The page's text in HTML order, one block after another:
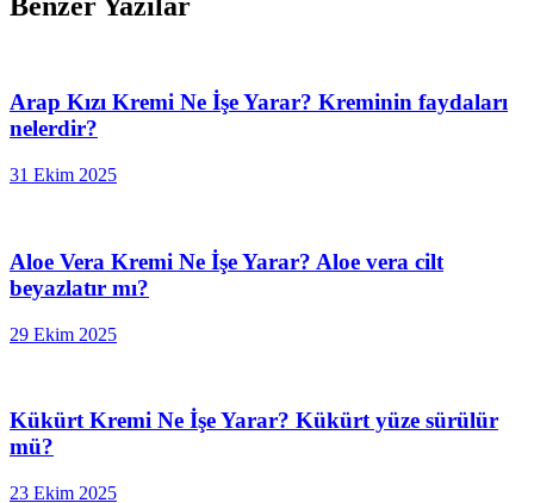
Arap Kızı Kremi Ne İşe Yarar? Kreminin faydaları
nelerdir?
31 Ekim 2025
Aloe Vera Kremi Ne İşe Yarar? Aloe vera cilt
beyazlatır mı?
29 Ekim 2025
Kükürt Kremi Ne İşe Yarar? Kükürt yüze sürülür
mü?
23 Ekim 2025